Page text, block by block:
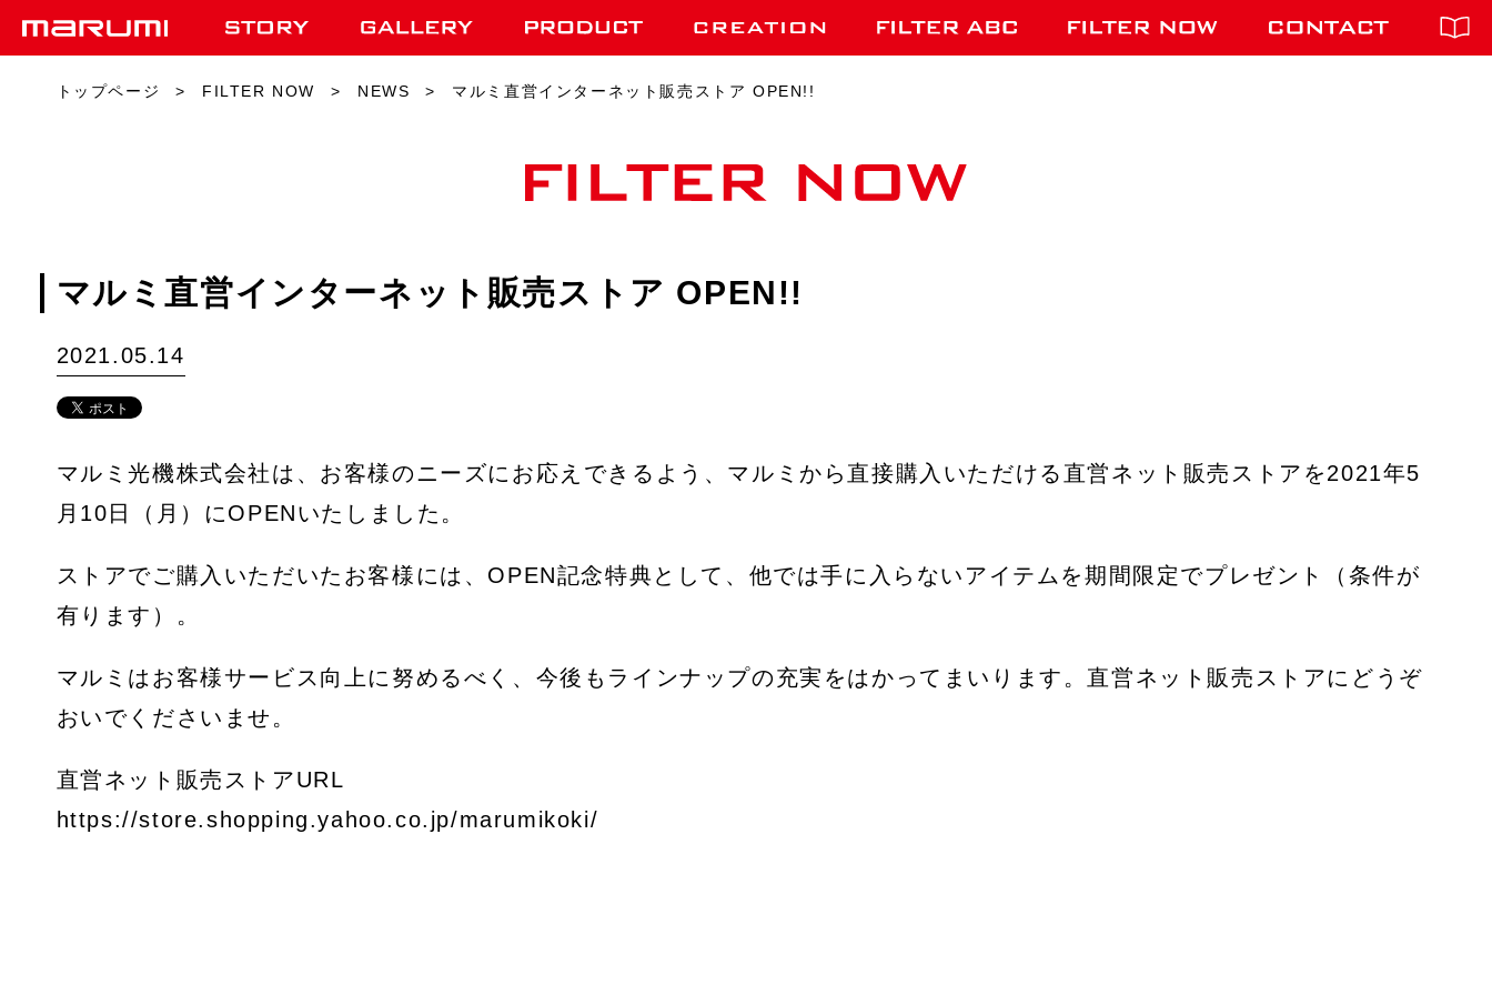
トップページ FILTER NOW NEWS マルミ直営インターネット販売ストア OPEN!!
マルミ直営インターネット販売ストア OPEN!!
2021.05.14
マルミ光機株式会社は、お客様のニーズにお応えできるよう、マルミから直接購入いただける直営ネット販売ストアを2021年5
月10日（月）にOPENいたしました。
ストアでご購入いただいたお客様には、OPEN記念特典として、他では手に入らないアイテムを期間限定でプレゼント（条件が
有ります）。
マルミはお客様サービス向上に努めるべく、今後もラインナップの充実をはかってまいります。直営ネット販売ストアにどうぞ
おいでくださいませ。
直営ネット販売ストアURL
https://store.shopping.yahoo.co.jp/marumikoki/